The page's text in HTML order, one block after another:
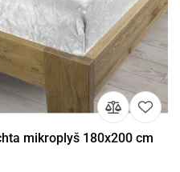
Do košíka
mikroplyš 180x200 cm